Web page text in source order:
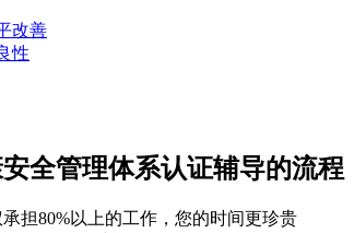
改善
性
全管理体系认证辅导的流程
担80%以上的工作，您的时间更珍贵